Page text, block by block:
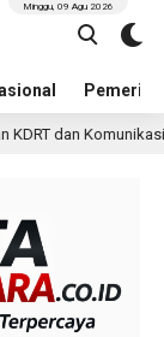
Minggu, 09 Agu 2026
1 hari lalu